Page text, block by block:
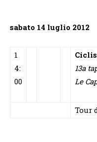
sabato 14 luglio 2012
1
4:
00
13a
Le
Tour